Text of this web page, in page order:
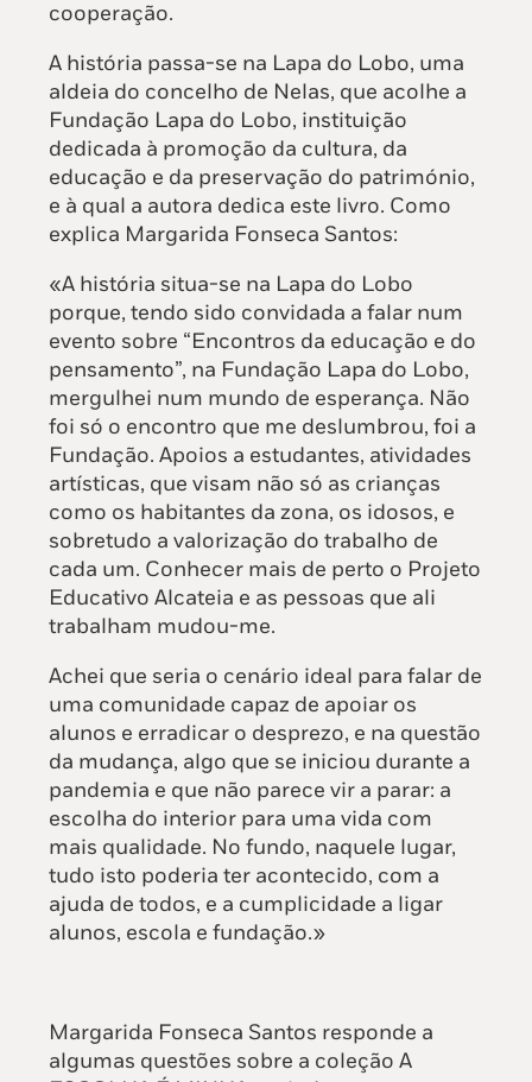
cooperação.
A história passa-se na Lapa do Lobo, uma
aldeia do concelho de Nelas, que acolhe a
Fundação Lapa do Lobo, instituição
dedicada à promoção da cultura, da
educação e da preservação do património,
e à qual a autora dedica este livro. Como
explica Margarida Fonseca Santos:
«A história situa-se na Lapa do Lobo
porque, tendo sido convidada a falar num
evento sobre “Encontros da educação e do
pensamento”, na Fundação Lapa do Lobo,
mergulhei num mundo de esperança. Não
foi só o encontro que me deslumbrou, foi a
Fundação. Apoios a estudantes, atividades
artísticas, que visam não só as crianças
como os habitantes da zona, os idosos, e
sobretudo a valorização do trabalho de
cada um. Conhecer mais de perto o Projeto
Educativo Alcateia e as pessoas que ali
trabalham mudou-me.
Achei que seria o cenário ideal para falar de
uma comunidade capaz de apoiar os
alunos e erradicar o desprezo, e na questão
da mudança, algo que se iniciou durante a
pandemia e que não parece vir a parar: a
escolha do interior para uma vida com
mais qualidade. No fundo, naquele lugar,
tudo isto poderia ter acontecido, com a
ajuda de todos, e a cumplicidade a ligar
alunos, escola e fundação.»
Margarida Fonseca Santos responde a
algumas questões sobre a coleção A